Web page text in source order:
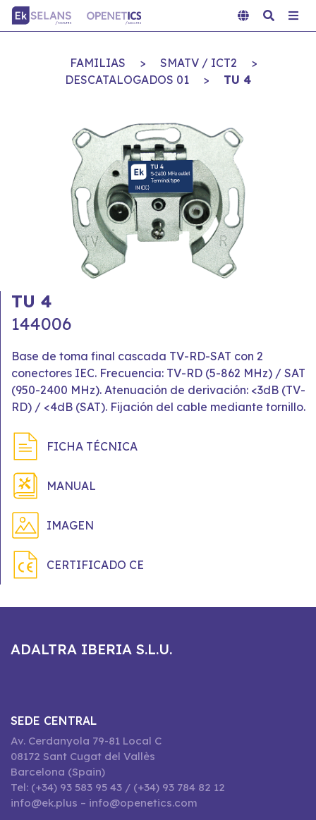
FAMILIAS > SMATV / ICT2
>
DESCATALOGADOS 01
> TU 4
TU 4
144006
Base de toma final cascada TV-RD-SAT con 2
conectores IEC. Frecuencia: TV-RD (5-862 MHz) / SAT
(950-2400 MHz). Atenuación de derivación: <3dB (TV-
RD) / <4dB (SAT). Fijación del cable mediante tornillo.
FICHA TÉCNICA
MANUAL
IMAGEN
CERTIFICADO CE
ADALTRA IBERIA S.L.U.
SEDE CENTRAL
Av. Cerdanyola 79-81 Local C
08172 Sant Cugat del Vallès
Barcelona (Spain)
Tel: (+34) 93 583 95 43 / (+34) 93 784 82 12
info@ek.plus – info@openetics.com